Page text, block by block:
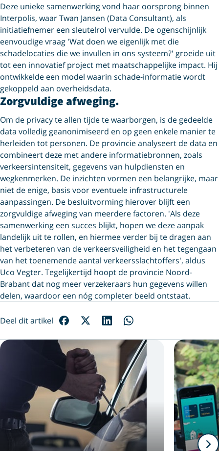
Deze unieke samenwerking vond haar oorsprong binnen
Interpolis, waar Twan Jansen (Data Consultant), als
initiatiefnemer een sleutelrol vervulde. De ogenschijnlijk
eenvoudige vraag 'Wat doen we eigenlijk met die
schadelocaties die we invullen in ons systeem?' groeide uit
tot een innovatief project met maatschappelijke impact. Hij
ontwikkelde een model waarin schade-informatie wordt
gekoppeld aan overheidsdata.
Zorgvuldige afweging.
Om de privacy te allen tijde te waarborgen, is de gedeelde
data volledig geanonimiseerd en op geen enkele manier te
herleiden tot personen. De provincie analyseert de data en
combineert deze met andere informatiebronnen, zoals
verkeersintensiteit, gegevens van hulpdiensten en
wegkenmerken. De inzichten vormen een belangrijke, maar
niet de enige, basis voor eventuele infrastructurele
aanpassingen. De besluitvorming hierover blijft een
zorgvuldige afweging van meerdere factoren. 'Als deze
samenwerking een succes blijkt, hopen we deze aanpak
landelijk uit te rollen, en hiermee verder bij te dragen aan
het verbeteren van de verkeersveiligheid en het tegengaan
van het toenemende aantal verkeersslachtoffers', aldus
Uco Vegter. Tegelijkertijd hoopt de provincie Noord-
Brabant dat nog meer verzekeraars hun gegevens willen
delen, waardoor een nóg completer beeld ontstaat.
Deel dit artikel